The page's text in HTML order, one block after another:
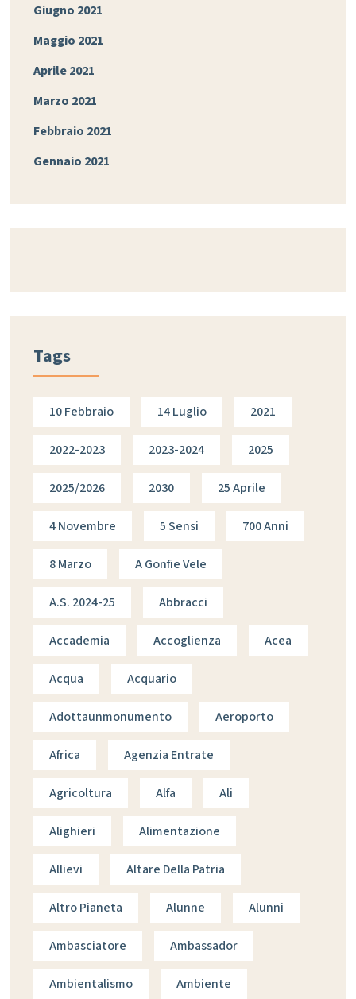
Giugno 2021
Maggio 2021
Aprile 2021
Marzo 2021
Febbraio 2021
Gennaio 2021
Tags
10 Febbraio 14 Luglio 2021
2022-2023 2023-2024 2025
2025/2026 2030 25 Aprile
4 Novembre 5 Sensi 700 Anni
8 Marzo A Gonfie Vele
A.s. 2024-25 Abbracci
Accademia Accoglienza Acea
Acqua Acquario
Adottaunmonumento Aeroporto
Africa Agenzia Entrate
Agricoltura Alfa Ali
Alighieri Alimentazione
Allievi Altare Della Patria
Altro Pianeta Alunne Alunni
Ambasciatore Ambassador
Ambientalismo Ambiente